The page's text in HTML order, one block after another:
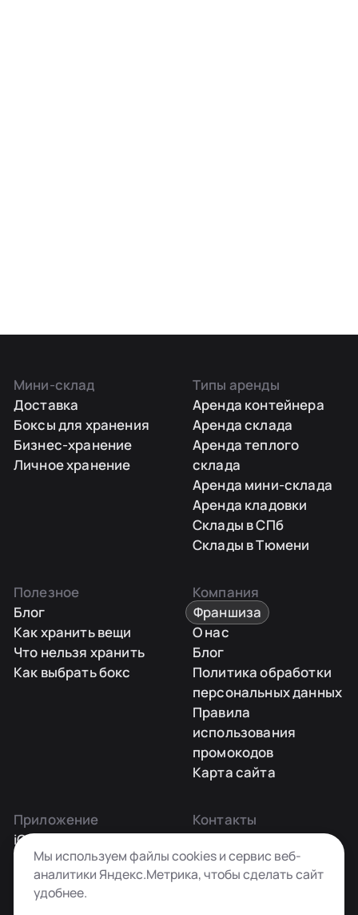
Мини-склад
Доставка
Боксы для хранения
Бизнес-хранение
Личное хранение
Типы аренды
Аренда контейнера
Аренда склада
Аренда теплого
склада
Аренда мини-склада
Аренда кладовки
Склады в СПб
Склады в Тюмени
Полезное
Блог
Как хранить вещи
Что нельзя хранить
Как выбрать бокс
Компания
Франшиза
О нас
Блог
Политика обработки
персональных данных
Правила
использования
промокодов
Карта сайта
Приложение
iOS
Android
Контакты
Заказать звонок
+7 495 181-55-45
info@kladovkin.ru
Мы используем файлы cookies и сервис веб-
аналитики Яндекс.Метрика, чтобы сделать сайт
удобнее.